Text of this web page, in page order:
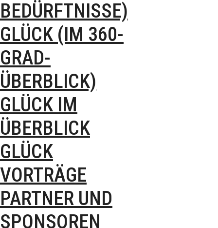
BEDÜRFTNISSE)
GLÜCK (IM 360-
GRAD-
ÜBERBLICK)
GLÜCK IM
ÜBERBLICK
GLÜCK
VORTRÄGE
PARTNER UND
SPONSOREN